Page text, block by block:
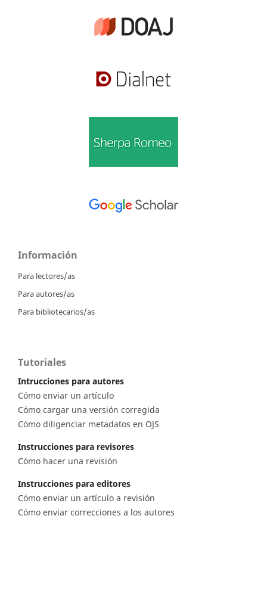
Información
Para lectores/as
Para autores/as
Para bibliotecarios/as
Tutoriales
Intrucciones para autores
Cómo enviar un artículo
Cómo cargar una versión corregida
Cómo diligenciar metadatos en OJS
Instrucciones para revisores
Cómo hacer una revisión
Instrucciones para editores
Cómo enviar un artículo a revisión
Cómo enviar correcciones a los autores